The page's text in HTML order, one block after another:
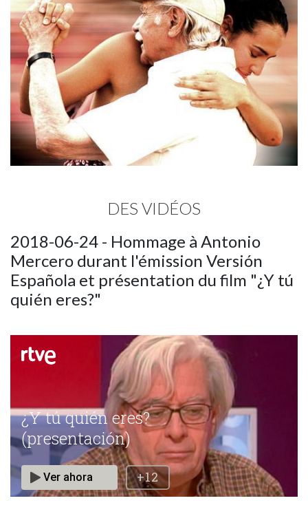
DES VIDÉOS
2018-06-24 - Hommage à Antonio
Mercero durant l'émission Versión
Española et présentation du film "¿Y tú
quién eres?"